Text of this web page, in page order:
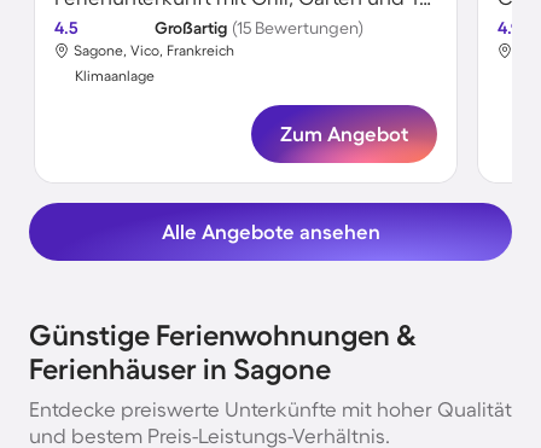
4.5 Großartig (15 Bewertungen)
Sagone, Vico, Frankreich
Klimaanlage
Zum Angebot
4.9
Alle Angebote ansehen
Günstige Ferienwohnungen &
Ferienhäuser in Sagone
Entdecke preiswerte Unterkünfte mit hoher Qualität
und bestem Preis-Leistungs-Verhältnis.